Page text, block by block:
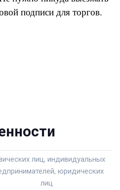
подписи для торгов.
лиц, индивидуальных
юридических
лиц